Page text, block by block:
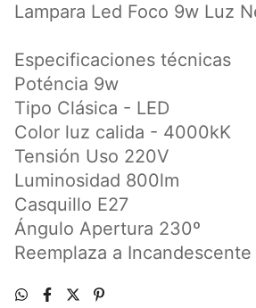
Lampara Led Foco 9w Luz
Especificaciones técnicas
Poténcia 9w
Tipo Clásica - LED
Color luz calida - 4000kK
Tensión Uso 220V
Luminosidad 800lm
Casquillo E27
Ángulo Apertura 230º
Reemplaza a